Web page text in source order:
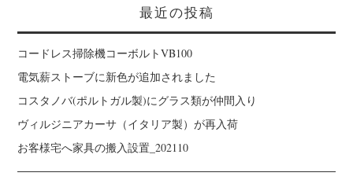
最近の投稿
コードレス掃除機コーボルトVB100
電気薪ストーブに新色が追加されました
コスタノバ(ポルトガル製)にグラス類が仲間入り
ヴィルジニアカーサ（イタリア製）が再入荷
お客様宅へ家具の搬入設置_202110